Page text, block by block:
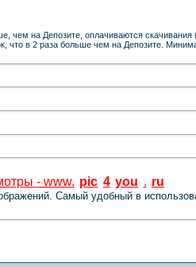
чем на Депозите, оплачиваются
что в 2 раза больше чем на Депозите.
- www. pic 4 you . ru
Самый удобный в